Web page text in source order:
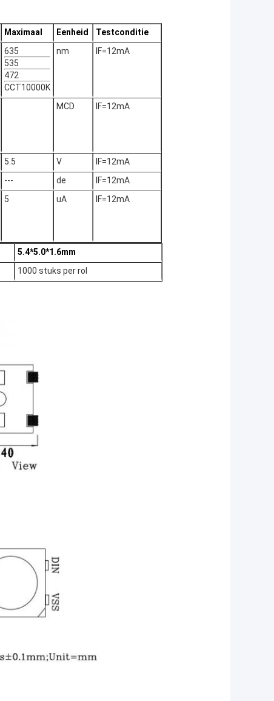
Maximaal Eenheid
Testconditie
635
535
472
CCT10000K
nm IF=12mA
MCD IF=12mA
5.5 V
IF=12mA
--- de
IF=12mA
5 uA IF=12mA
5.4*5.0*1.6mm
1000 stuks per rol